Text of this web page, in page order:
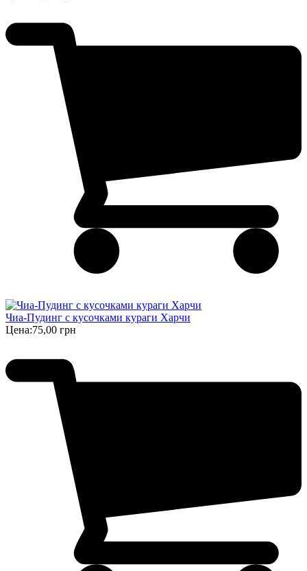
Чиа-Пудинг с кусочками кураги Харчи
Цена:75,00 грн